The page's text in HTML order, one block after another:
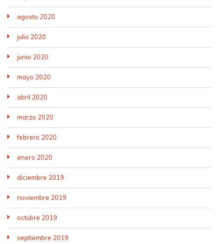
agosto 2020
julio 2020
junio 2020
mayo 2020
abril 2020
marzo 2020
febrero 2020
enero 2020
diciembre 2019
noviembre 2019
octubre 2019
septiembre 2019